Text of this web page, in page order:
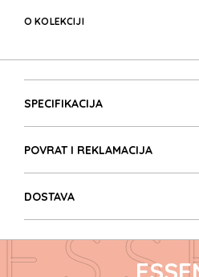
O KOLEKCIJI
SPECIFIKACIJA
POVRAT I REKLAMACIJA
DOSTAVA